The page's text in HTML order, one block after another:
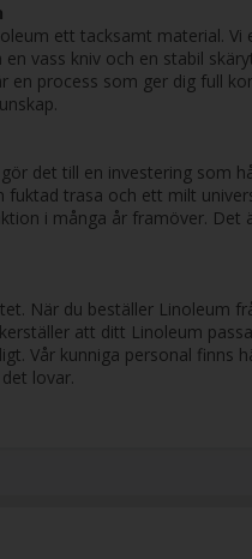
ett tacksamt material.
vass kniv och en stabil
en process som ger dig full
det till en investering som
trasa och ett milt
i många år framöver.
När du beställer
att ditt Linoleum
Vår kunniga personal
lovar.